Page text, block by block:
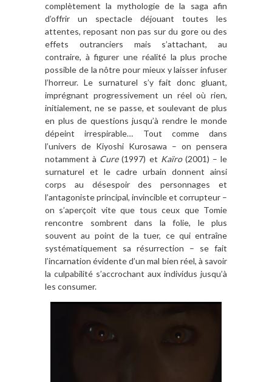
complètement la mythologie de la saga afin
d’offrir un spectacle déjouant toutes les
attentes, reposant non pas sur du gore ou des
effets outranciers mais s’attachant, au
contraire, à figurer une réalité la plus proche
possible de la nôtre pour mieux y laisser infuser
l’horreur. Le surnaturel s’y fait donc gluant,
imprégnant progressivement un réel où rien,
initialement, ne se passe, et soulevant de plus
en plus de questions jusqu’à rendre le monde
dépeint irrespirable… Tout comme dans
l’univers de Kiyoshi Kurosawa – on pensera
notamment à Cure(1997) et Kaïro(2001) – le
surnaturel et le cadre urbain donnent ainsi
corps au désespoir des personnages et
l’antagoniste principal, invincible et corrupteur –
on s’aperçoit vite que tous ceux que Tomie
rencontre sombrent dans la folie, le plus
souvent au point de la tuer, ce qui entraîne
systématiquement sa résurrection – se fait
l’incarnation évidente d’un mal bien réel, à savoir
la culpabilité s’accrochant aux individus jusqu’à
les consumer.